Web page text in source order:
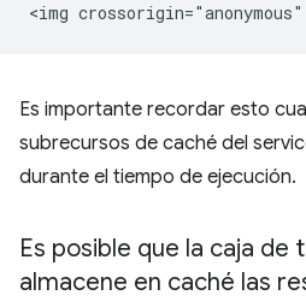
Es importante recordar esto
subrecursos de caché del
durante el tiempo de ejecución.
Es posible que la caja de
almacene en caché las